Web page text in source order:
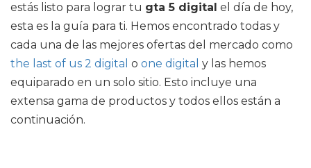
estás listo para lograr tu gta 5 digital el día de hoy,
esta es la guía para ti. Hemos encontrado todas y
cada una de las mejores ofertas del mercado como
the last of us 2 digital o one digital y las hemos
equiparado en un solo sitio. Esto incluye una
extensa gama de productos y todos ellos están a
continuación.